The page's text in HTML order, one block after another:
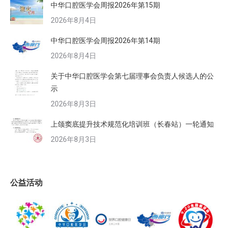
中华口腔医学会周报2026年第15期
2026年8月4日
中华口腔医学会周报2026年第14期
2026年8月4日
关于中华口腔医学会第七届理事会负责人候选人的公
示
2026年8月3日
上颌窦底提升技术规范化培训班（长春站）一轮通知
2026年8月3日
公益活动